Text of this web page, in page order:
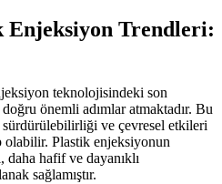
Enjeksiyon Trendleri:
teknolojisindeki son
önemli adımlar atmaktadır. Bu
sürdürülebilirliği ve çevresel etkileri
Plastik enjeksiyonun
daha hafif ve dayanıklı
sağlamıştır.